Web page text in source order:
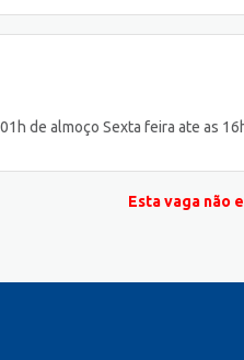
de almoço Sexta feira ate as
Esta vaga não